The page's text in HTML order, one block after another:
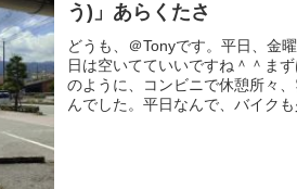
う)」あらくたさ
どうも、＠Tonyです。平日、金
日は空いてていいですね＾＾ま
のように、コンビニで休憩所々
んでした。平日なんで、バイク